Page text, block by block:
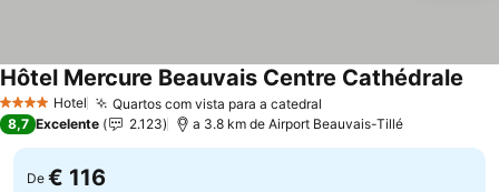
4 EstrelasHotel Quartos com vista para a catedral
Hôtel Mercure Beauvais Centre Cathédrale
8,7 Excelente 2.123 a 3.8 km de Airport Beauvais-Tillé
De € 116